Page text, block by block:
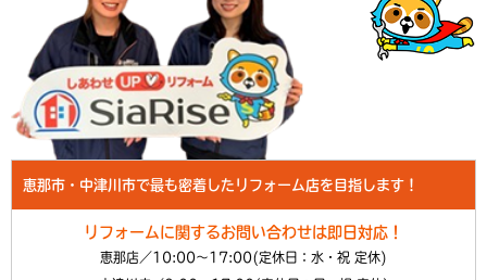
恵那市・中津川市で最も密着したリフォーム店を目指します！
リフォームに関するお問い合わせは即日対応！
恵那店／10:00～17:00(定休日：水・祝 定休)